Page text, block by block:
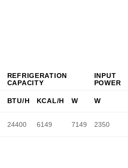
REFRIGERATION
CAPACITY
INPUT
POWER
BTU/H KCAL/H W W
24400 6149 7149 2350